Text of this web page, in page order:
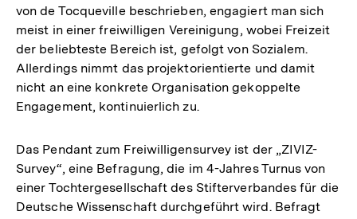
von de Tocqueville beschrieben, engagiert man sich
meist in einer freiwilligen Vereinigung, wobei Freizeit
der beliebteste Bereich ist, gefolgt von Sozialem.
Allerdings nimmt das projektorientierte und damit
nicht an eine konkrete Organisation gekoppelte
Engagement, kontinuierlich zu.
Das Pendant zum Freiwilligensurvey ist der „ZIVIZ-
Survey“, eine Befragung, die im 4-Jahres Turnus von
einer Tochtergesellschaft des Stifterverbandes für die
Deutsche Wissenschaft durchgeführt wird. Befragt